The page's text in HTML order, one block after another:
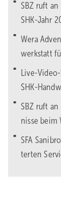
SBZ ruft
SHK-Jahr
Wera
werk­statt
Live-
SHK-
SBZ ruft
nisse beim
SFA
terten